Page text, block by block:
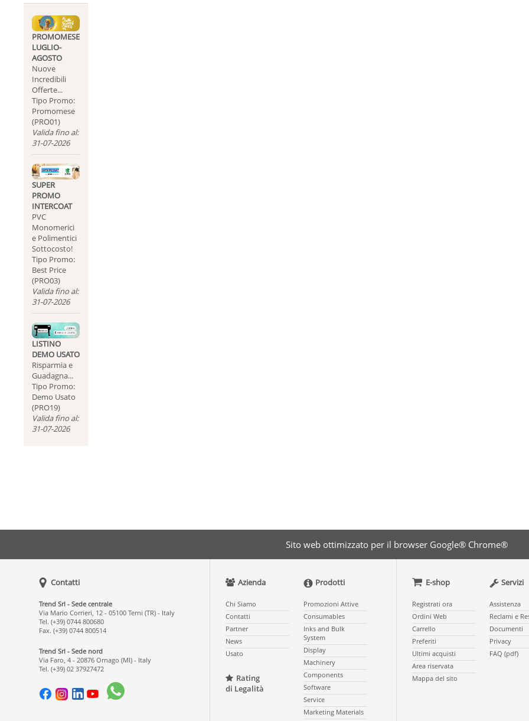
PROMOMESE
LUGLIO-
AGOSTO
Nuove
Incredibili
Offerte...
Tipo Promo:
Promomese
(PRO01)
Valida fino al:
31-07-2026
SUPER
PROMO
INTERCOAT
PVC
Monomerici
e Polimentici
Sottocosto!
Tipo Promo:
Best Price
(PRO03)
Valida fino al:
31-07-2026
LISTINO
DEMO USATO
Risparmia e
Guadagna...
Tipo Promo:
Demo Usato
(PRO19)
Valida fino al:
31-07-2026
Sito web ottimizzato per il browser Google® Chrome®
Contatti
Trend Srl - Sede centrale
Via Mario Corrieri, 12 - 05100 Terni (TR) - Italy
Tel. (+39) 0744 800680
Fax. (+39) 0744 800514
Trend Srl - Sede nord
Via Faro, 4 - 20876 Ornago (MI) - Italy
Tel. (+39) 02 37927472
Azienda
Chi Siamo
Contatti
Partner
News
Usato
Rating
di Legalità
Prodotti
Promozioni Attive
Consumables
Inks and Bulk
System
Display
Machinery
Components
Software
Service
Marketing Materials
E-shop
Registrati ora
Ordini Web
Carrello
Preferiti
Ultimi acquisti
Area riservata
Mappa del sito
Servizi
Assistenza
Reclami e
Documenti
Privacy
FAQ (pdf)